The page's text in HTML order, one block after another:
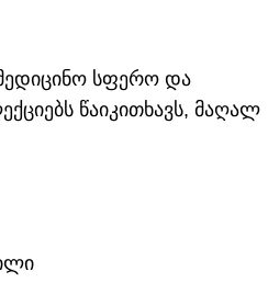
სფერო და
წაიკითხავს, მაღალ